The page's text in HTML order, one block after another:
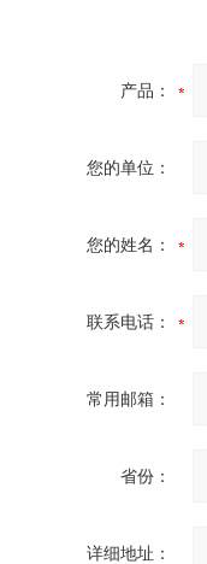
产品：
您的单位：
您的姓名：
联系电话：
常用邮箱：
省份：
详细地址：